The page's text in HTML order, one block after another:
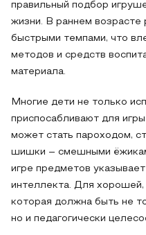
правильный подбор
жизни. В раннем возрасте
быстрыми темпами, что
методов и средств
материала.
Многие дети не только
приспосабливают для
может стать пароходом,
шишки – смешными
игре предметов
интеллекта. Для хорошей,
которая должна быть не
но и педагогически